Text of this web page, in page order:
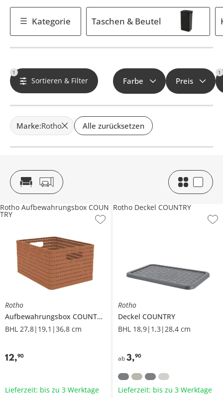
Kategorie Taschen & Beutel
1
Sortieren & Filter Farbe Preis
1
Marke:Rotho Alle zurücksetzen
Rotho
Aufbewahrungsbox COUNTRY
BHL 27,8|19,1|36,8 cm
12,90
Rotho Aufbewahrungsbox COUN
TRY
Lieferzeit: bis zu 3 Werktage
Rotho
Deckel COUNTRY
BHL 18,9|1,3|28,4 cm
ab 3,90
Rotho Deckel COUNTRY
Lieferzeit: bis zu 3 Werktage